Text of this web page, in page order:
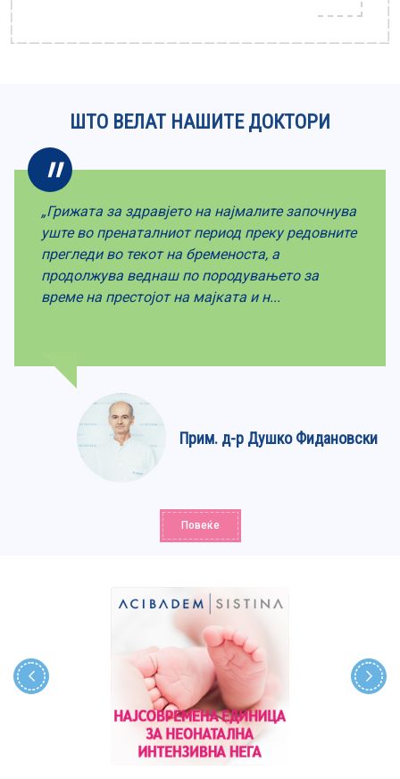
ШТО ВЕЛАТ НАШИТЕ ДОКТОРИ
„Грижата за здравјето на најмалите започнува
уште во пренаталниот период преку редовните
прегледи во текот на бременоста, а
продолжува веднаш по породувањето за
време на престојот на мајката и н...
Прим. д-р Душко Фидановски
Повеќе